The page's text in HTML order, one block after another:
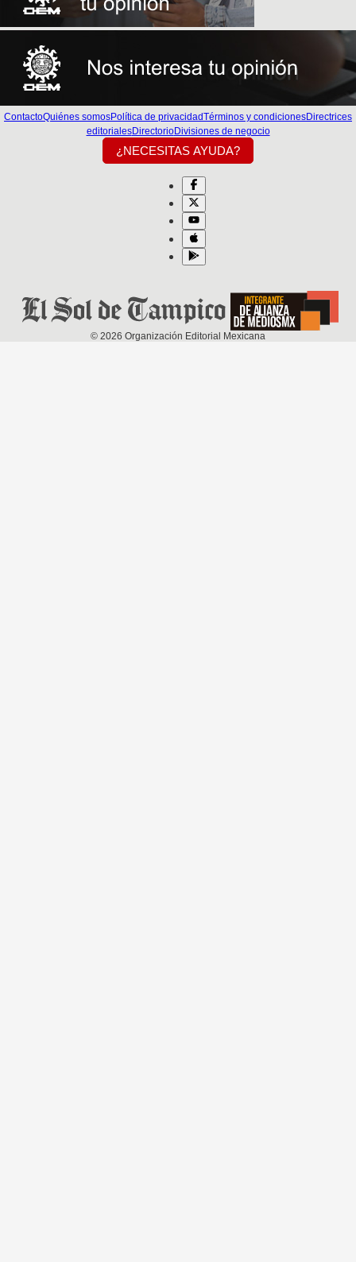
ContactoQuiénes somosPolítica de privacidadTérminos y condicionesDirectrices
editorialesDirectorioDivisiones de negocio
¿NECESITAS AYUDA?
© 2026 Organización Editorial Mexicana